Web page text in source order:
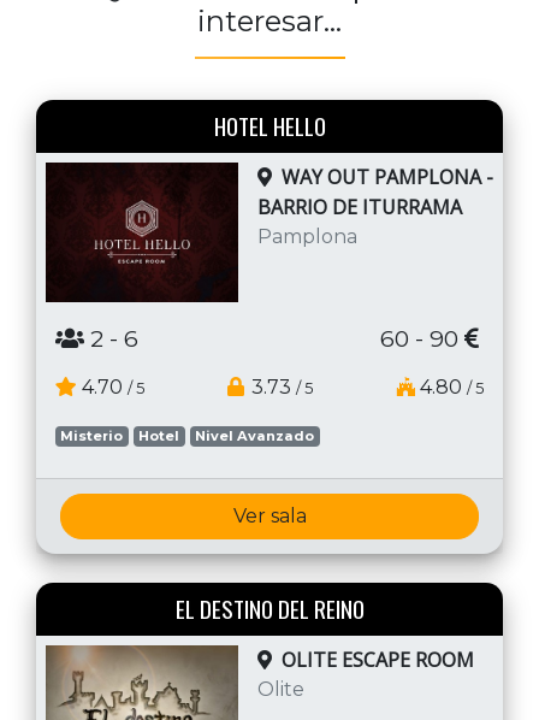
interesar...
HOTEL HELLO
WAY OUT PAMPLONA -
BARRIO DE ITURRAMA
Pamplona
2 - 6 60 - 90
4.70 / 5 3.73 / 5 4.80 / 5
Misterio Hotel Nivel Avanzado
Ver sala
EL DESTINO DEL REINO
OLITE ESCAPE ROOM
Olite